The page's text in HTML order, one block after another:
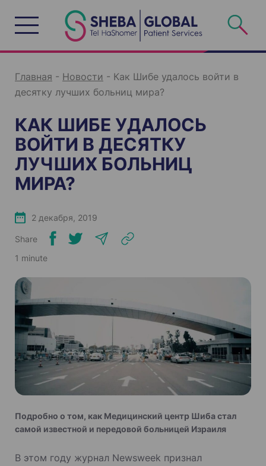
c
Главная - Новости - Как Шибе удалось войти в
десятку лучших больниц мира?
КАК ШИБЕ УДАЛОСЬ
ВОЙТИ В ДЕСЯТКУ
ЛУЧШИХ БОЛЬНИЦ
МИРА?
2 декабря, 2019
Share
1 minute
Подробно о том, как Медицинский центр Шиба стал
самой известной и передовой больницей Израиля
В этом году журнал Newsweek признал